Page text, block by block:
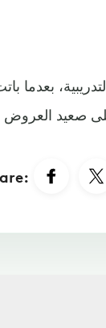
بعدما
العروض